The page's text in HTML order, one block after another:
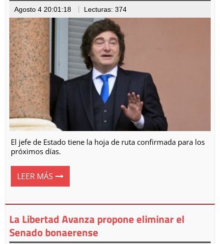
Agosto 4 20:01:18 Lecturas: 374
El jefe de Estado tiene la hoja de ruta confirmada para los
próximos días.
LEER MÁS
La Libertad Avanza propone eliminar el
Senado bonaerense